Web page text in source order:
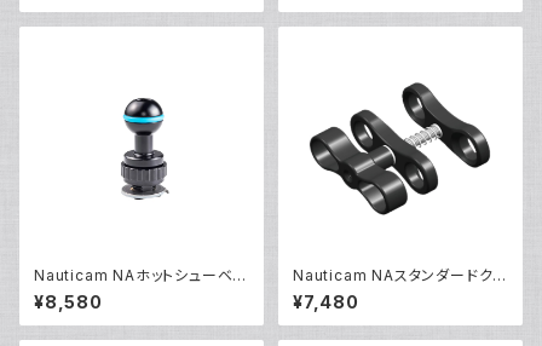
Nauticam NAホットシューベー
ス [40188]
¥8,580
Nauticam NAスタンダードクラ
ンプ [40202]
¥7,480